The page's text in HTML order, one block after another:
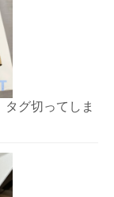
グ切ってしま